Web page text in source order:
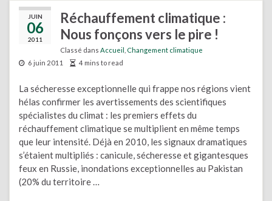
JUIN
06
2011
Réchauffement climatique :
Nous fonçons vers le pire !
Classé dans Accueil Changement climatique
6 juin 2011
4 mins to read
La sécheresse exceptionnelle qui frappe nos régions vient
hélas confirmer les avertissements des scientifiques
spécialistes du climat : les premiers effets du
réchauffement climatique se multiplient en même temps
que leur intensité. Déjà en 2010, les signaux dramatiques
s’étaient multipliés : canicule, sécheresse et gigantesques
feux en Russie, inondations exceptionnelles au Pakistan
(20% du territoire …